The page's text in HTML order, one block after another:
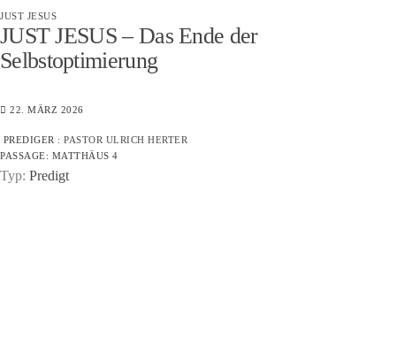
JUST JESUS
JUST JESUS – Das Ende der
Selbstoptimierung
22. MÄRZ 2026
PREDIGER : PASTOR ULRICH HERTER
PASSAGE: MATTHÄUS 4
Typ: Predigt